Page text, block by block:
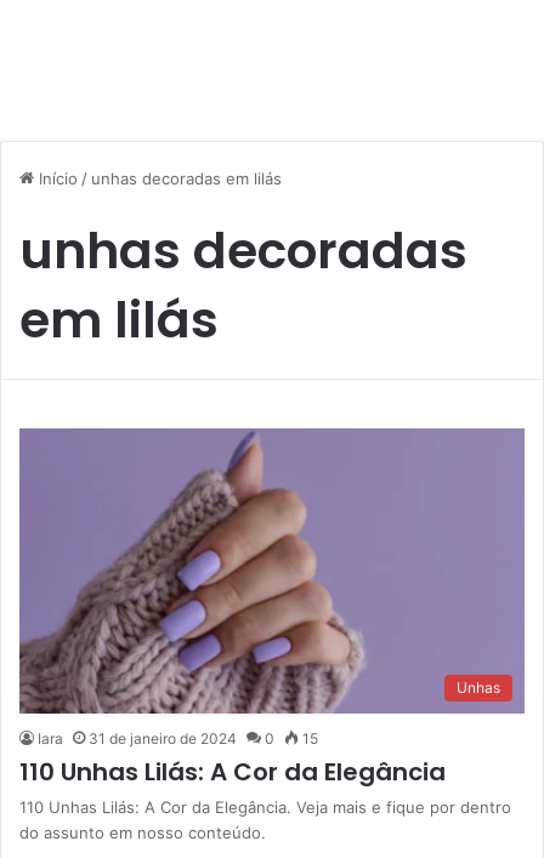
Início / unhas decoradas em lilás
unhas decoradas
em lilás
Unhas
Iara 31 de janeiro de 2024 0 15
110 Unhas Lilás: A Cor da Elegância
110 Unhas Lilás: A Cor da Elegância. Veja mais e fique por dentro
do assunto em nosso conteúdo.